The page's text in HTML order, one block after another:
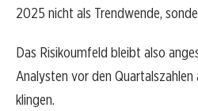
2025 nicht als Trendwende,
Das Risikoumfeld bleibt also
Analysten vor den Quartalszahlen
klingen.